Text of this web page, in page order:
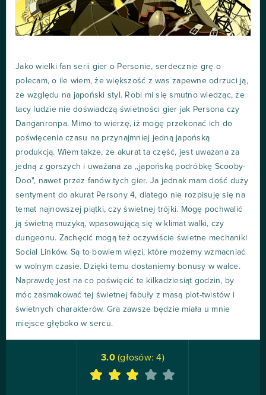
Jako wielki fan serii gier o Personie, serdecznie grę o
polecam, o ile wiem, że większość z was zapewne odrzuci ją,
ze względu na japoński styl. Robi mi się smutno wiedząc, że
tacy ludzie nie doświadczą świetności gier jak Persona czy
Danganronpa. Mimo to wierzę, iż mogę przekonać ich do
poświęcenia czasu na przynajmniej jedną japońską
produkcją. Wiem także, że akurat ta część, jest uważana za
jedną z gorszych i uważana za ,,japońską podróbkę Scooby-
Doo", nawet przez fanów tych gier. Ja jednak mam dość duży
sentyment do akurat Persony 4, dlatego nie rozpisuję się na
temat najnowszej piątki, czy świetnej trójki. Mogę pochwalić
ją świetną muzyką, wpasowującą się w klimat walki, czy
dungeonu. Zachęcić mogą też oczywiście świetne mechaniki
Social Linków. Są to bowiem więzi, które możemy wzmacniać
w wolnym czasie. Dzięki temu dostaniemy bonusy w walce.
Naprawdę jest na co poświęcić te kilkadziesiąt godzin, by
móc zasmakować tej świetnej fabuły z masą plot-twistów i
świetnych charakterów. Gra zawsze będzie miała u mnie
miejsce głęboko w sercu.
3.0(głosów:4)